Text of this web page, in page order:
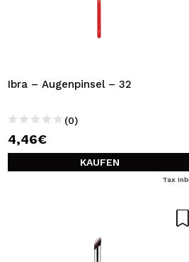
Ibra – Augenpinsel – 32
(0)
4,46€
KAUFEN
Tax Inb.